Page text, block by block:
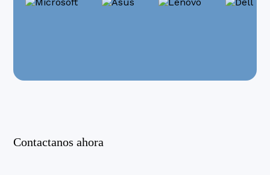
Contactanos ahora